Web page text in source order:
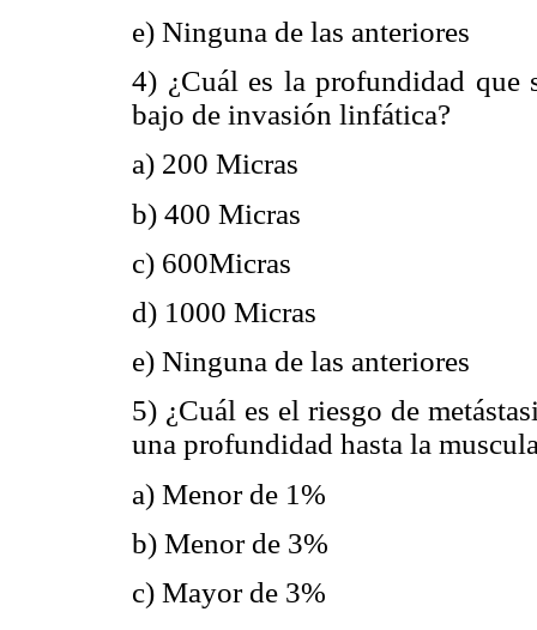
e) Ninguna de las anteriores
4) ¿Cuál es la profundidad que
bajo de invasión linfática?
a) 200 Micras
b) 400 Micras
c) 600Micras
d) 1000 Micras
e) Ninguna de las anteriores
5) ¿Cuál es el riesgo de
una profundidad hasta la
a) Menor de 1%
b) Menor de 3%
c) Mayor de 3%